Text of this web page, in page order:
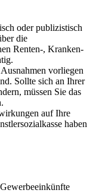
oder publizistisch
die
Renten-, Kranken-
vorliegen
Sollte sich an Ihrer
müssen Sie das
auf Ihre
haben